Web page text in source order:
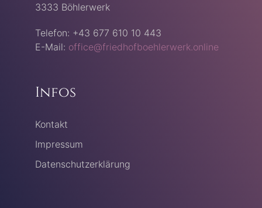
3333 Böhlerwerk
Telefon: +43 677 610 10 443
E-Mail: office@friedhofboehlerwerk.online
Infos
Kontakt
Impressum
Datenschutzerklärung